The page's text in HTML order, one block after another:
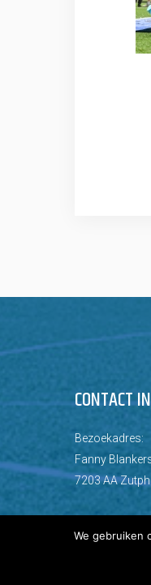
CONTACT
Bezoekadres:
Fanny
7203 AA
We gebruiken